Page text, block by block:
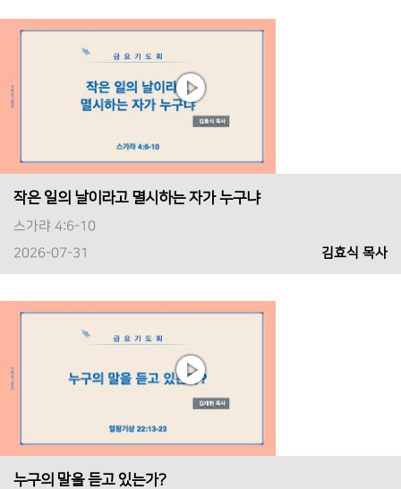
작은 일의 날이라고 멸시하는 자가 누구냐
스가랴 4:6-10
2026-07-31
김효식 목사
누구의 말을 듣고 있는가?